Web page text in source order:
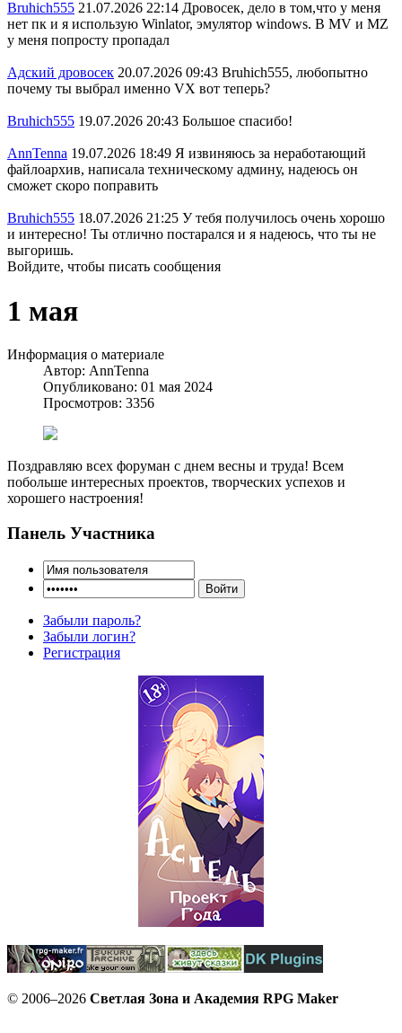
Bruhich555 21.07.2026 22:14 Дровосек, дело в том,что у меня
нет пк и я использую Winlator, эмулятор windows. В MV и MZ
у меня попросту пропадал
Адский дровосек 20.07.2026 09:43 Bruhich555, любопытно
почему ты выбрал именно VX вот теперь?
Bruhich555 19.07.2026 20:43 Большое спасибо!
AnnTenna 19.07.2026 18:49 Я извиняюсь за неработающий
файлоархив, написала техническому админу, надеюсь он
сможет скоро поправить
Bruhich555 18.07.2026 21:25 У тебя получилось очень хорошо
и интересно! Ты отлично постарался и я надеюсь, что ты не
выгоришь.
Войдите, чтобы писать сообщения
1 мая
Информация о материале
Автор: AnnTenna
Опубликовано: 01 мая 2024
Просмотров: 3356
Поздравляю всех форуман с днем весны и труда! Всем
побольше интересных проектов, творческих успехов и
хорошего настроения!
Панель Участника
Забыли пароль?
Забыли логин?
Регистрация
© 2006–2026 Светлая Зона и Академия RPG Maker